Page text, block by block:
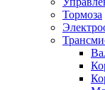
Тормоза